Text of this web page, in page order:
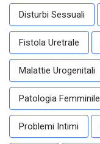
Disturbi Sessuali
Fistola Uretrale
Malattie Urogenitali
Patologia Femminile
Problemi Intimi